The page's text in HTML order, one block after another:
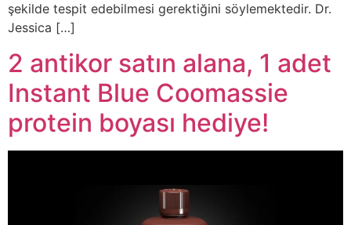
şekilde tespit edebilmesi gerektiğini söylemektedir. Dr.
Jessica […]
2 antikor satın alana, 1 adet
Instant Blue Coomassie
protein boyası hediye!